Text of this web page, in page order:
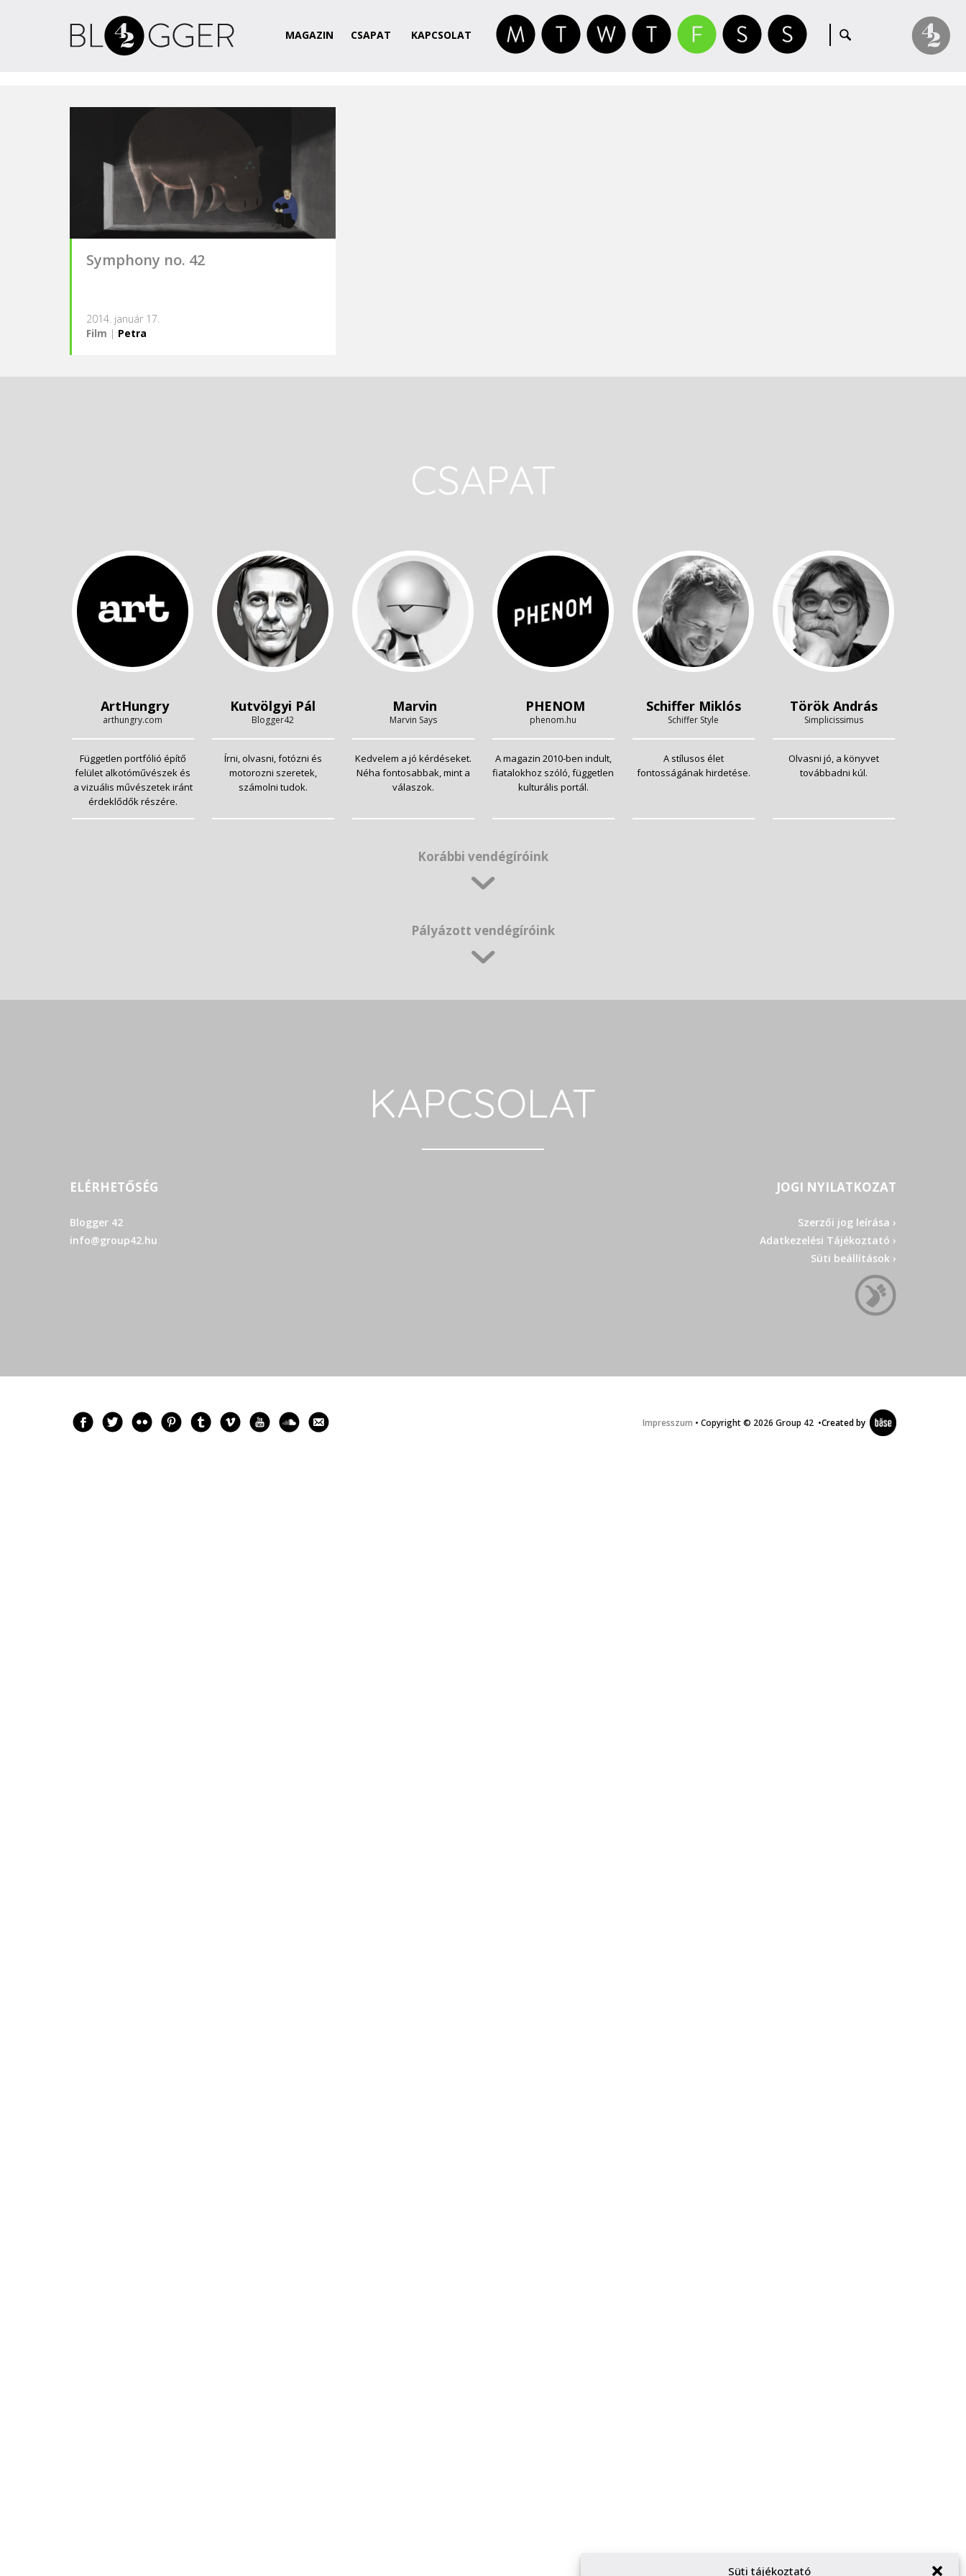
Süti tájékoztató
MAGAZIN CSAPAT KAPCSOLAT
Symphony no. 42
2014. január 17.
Film | Petra
CSAPAT
ArtHungry
arthungry.com
Független portfólió építő
felület alkotóművészek és
a vizuális művészetek iránt
érdeklődők részére.
Kutvölgyi Pál
Blogger42
Írni, olvasni, fotózni és
motorozni szeretek,
számolni tudok.
Marvin
Marvin Says
Kedvelem a jó kérdéseket.
Néha fontosabbak, mint a
válaszok.
PHENOM
phenom.hu
A magazin 2010-ben indult,
fiatalokhoz szóló, független
kulturális portál.
Schiffer Miklós
Schiffer Style
A stílusos élet
fontosságának hirdetése.
Török András
Simplicissimus
Olvasni jó, a könyvet
továbbadni kúl.
Korábbi vendégíróink
Pályázott vendégíróink
KAPCSOLAT
ELÉRHETŐSÉG
Blogger 42
info@group42.hu
JOGI NYILATKOZAT
Szerzői jog leírása ›
Adatkezelési Tájékoztató ›
Süti beállítások ›
Impresszum • Copyright © 2026 Group 42 •Created by